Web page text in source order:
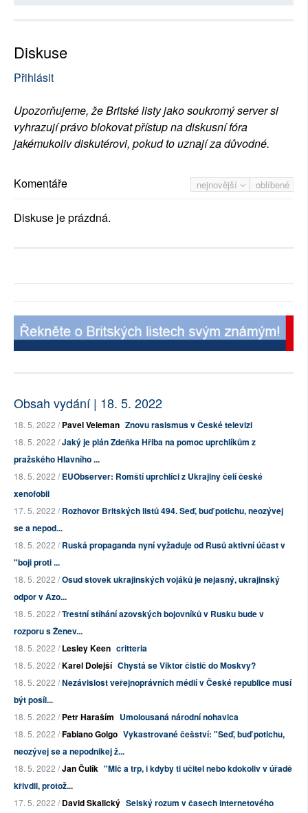
Diskuse
Přihlásit
Upozorňujeme, že Britské listy jako soukromý server si
vyhrazují právo blokovat přístup na diskusní fóra
jakémukoliv diskutérovi, pokud to uznají za důvodné.
nejnovější oblíbené
Komentáře
Diskuse je prázdná.
Obsah vydání | 18. 5. 2022
18. 5. 2022 /Pavel Veleman Znovu rasismus v České televizi
18. 5. 2022 /Jaký je plán Zdeňka Hřiba na pomoc uprchlíkům z
pražského Hlavního ...
18. 5. 2022 /EUObserver: Romští uprchlíci z Ukrajiny čelí české
xenofobii
17. 5. 2022 /Rozhovor Britských listů 494. Seď, buď potichu, neozývej
se a nepod...
18. 5. 2022 /Ruská propaganda nyní vyžaduje od Rusů aktivní účast v
"boji proti ...
18. 5. 2022 /Osud stovek ukrajinských vojáků je nejasný, ukrajinský
odpor v Azo...
18. 5. 2022 /Trestní stíhání azovských bojovníků v Rusku bude v
rozporu s Ženev...
18. 5. 2022 /Lesley Keen critteria
18. 5. 2022 /Karel Dolejší Chystá se Viktor čistič do Moskvy?
18. 5. 2022 /Nezávislost veřejnoprávních médií v České republice musí
být posíl...
18. 5. 2022 /Petr Haraším Umolousaná národní nohavica
18. 5. 2022 /Fabiano Golgo Vykastrované češství: "Seď, buď potichu,
neozývej se a nepodnikej ž...
18. 5. 2022 /Jan Čulík "Mlč a trp, i kdyby ti učitel nebo kdokoliv v úřadě
křivdil, protož...
17. 5. 2022 /David Skalický Selský rozum v časech internetového